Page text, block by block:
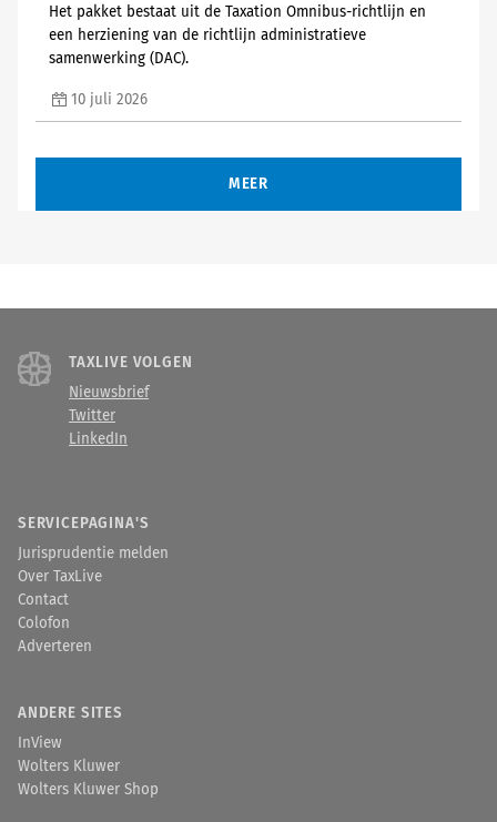
Het pakket bestaat uit de Taxation Omnibus-richtlijn en
een herziening van de richtlijn administratieve
samenwerking (DAC).
10 juli 2026
MEER
TAXLIVE VOLGEN
Nieuwsbrief
Twitter
LinkedIn
SERVICEPAGINA'S
Jurisprudentie melden
Over TaxLive
Contact
Colofon
Adverteren
ANDERE SITES
InView
Wolters Kluwer
Wolters Kluwer Shop